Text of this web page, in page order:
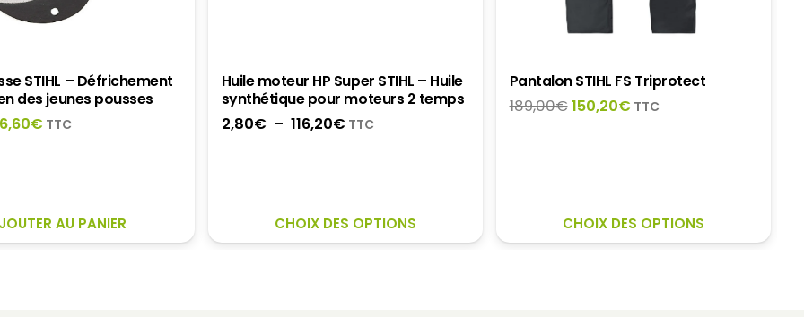
STIHL – Défrichement
des jeunes pousses
€Le
TTC
AU PANIER
Huile moteur HP Super STIHL – Huile
synthétique pour moteurs 2 temps
2,80€ – 116,20€Plage
116,20€
TTC
CHOIX DES OPTIONS
PRODUIT
Pantalon STIHL FS Triprotect
189,00€Le
150,20€Le
TTC
CHOIX DES OPTIONS